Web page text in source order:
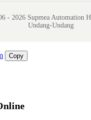
- 2026 Supmea Automation
Undang-Undang
Copy